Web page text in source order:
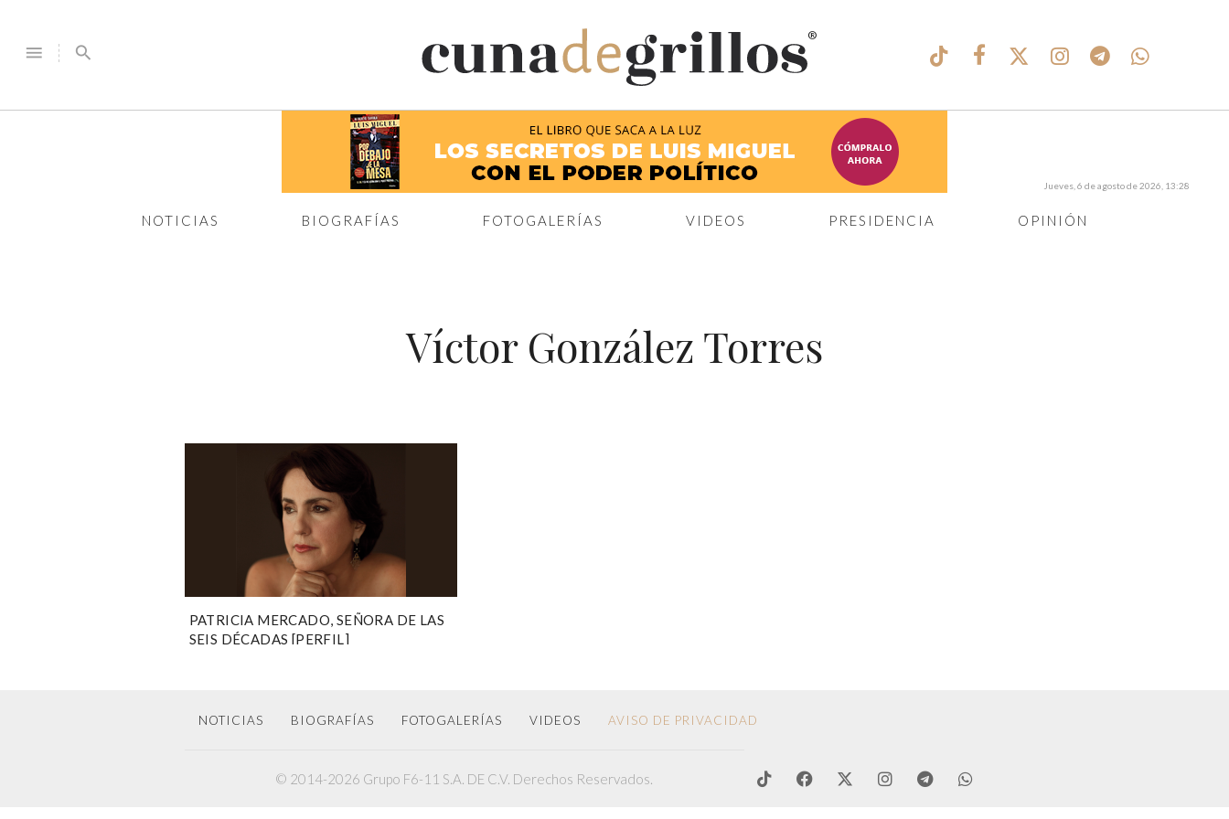
menu search
®
NOTICIAS BIOGRAFÍAS FOTOGALERÍAS VIDEOS PRESIDENCIA OPINIÓN
Jueves, 6 de agosto de 2026, 13:28
Víctor González Torres
PATRICIA MERCADO, SEÑORA DE LAS
SEIS DÉCADAS [PERFIL]
NOTICIAS BIOGRAFÍAS FOTOGALERÍAS VIDEOS AVISO DE PRIVACIDAD
© 2014-2026 Grupo F6-11 S.A. DE C.V. Derechos Reservados.